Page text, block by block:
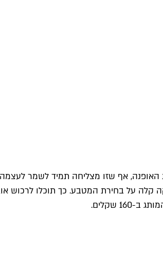
אף שזו מצליחה תמיד לשמר לעצמה
על בחירת המטבע. כך תוכלו לרכוש